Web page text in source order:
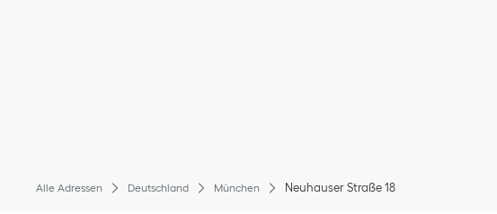
Alle Adressen Deutschland München Neuhauser Straße 18